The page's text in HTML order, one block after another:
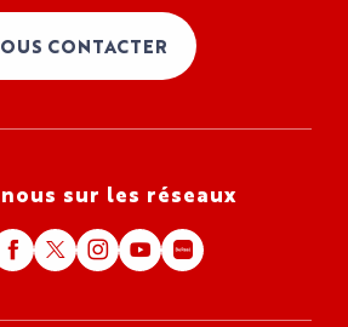
CONTACTER
sur les réseaux